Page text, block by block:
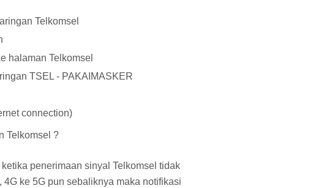
Telkomsel
halaman Telkomsel
TSEL - PAKAIMASKER
connection)
Telkomsel ?
penerimaan sinyal Telkomsel tidak
ke 5G pun sebaliknya maka notifikasi